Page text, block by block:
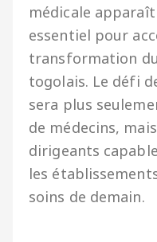
médicale
essentiel pour
transformation
togolais. Le défi
sera plus
de médecins,
dirigeants
les
soins de demain.